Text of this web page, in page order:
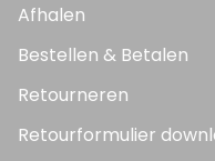
Afhalen
Bestellen & Betalen
Retourneren
Retourformulier